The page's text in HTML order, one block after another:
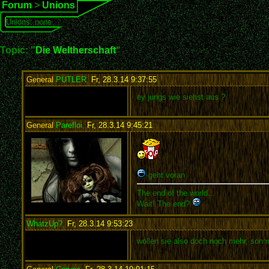
Forum > Unions
Unions: none
Topic: "Die Weltherschaft"
General PUTLER, Fr, 28.3.14 9:37:55:
ey jungs wie siehst aus ?
GeneralParefloi Fr, 28.3.14 9:45:21 :
geht voran
The end of the world...
Wait! The end?
WhatzUp?,Fr, 28.3.14 9:53:23:
wollen sie also doch noch mehr, son